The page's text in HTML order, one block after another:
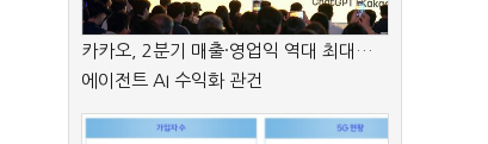
카카오, 2분기 매출·영업익 역대 최대…
에이전트 AI 수익화 관건